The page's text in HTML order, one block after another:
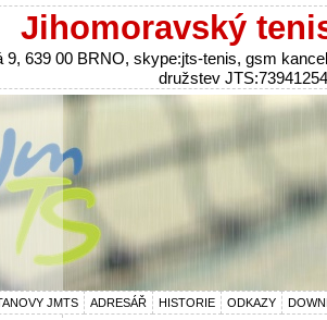
Jihomoravský
9, 639 00 BRNO, skype:jts-tenis, gsm
družstev
JMTS ADRESÁŘ HISTORIE ODKAZY